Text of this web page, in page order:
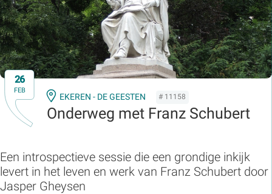
26
FEB
EKEREN - DE GEESTEN # 11158
Onderweg met Franz Schubert
Een introspectieve sessie die een grondige inkijk
levert in het leven en werk van Franz Schubert door
Jasper Gheysen
Zoek:
Zoeken